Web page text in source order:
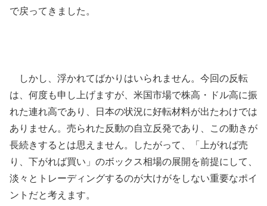
で戻ってきました。
しかし、浮かれてばかりはいられません。今回の反転
は、何度も申し上げますが、米国市場で株高・ドル高に振
れた連れ高であり、日本の状況に好転材料が出たわけでは
ありません。売られた反動の自立反発であり、この動きが
長続きするとは思えません。したがって、「上がれば売
り、下がれば買い」のボックス相場の展開を前提にして、
淡々とトレーディングするのが大けがをしない重要なポイ
ントだと考えます。